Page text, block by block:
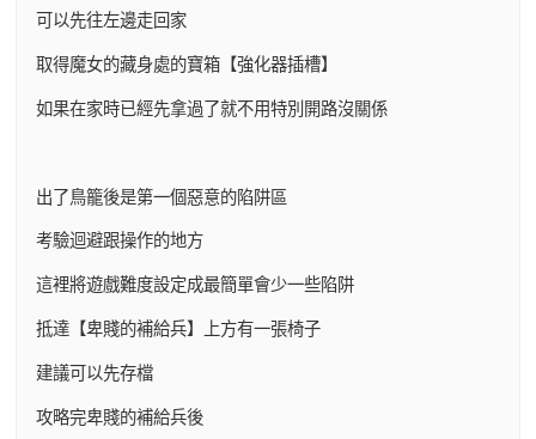
可以先往左邊走回家
取得魔女的藏身處的寶箱【強化器插槽】
如果在家時已經先拿過了就不用特別開路沒關係
出了鳥籠後是第一個惡意的陷阱區
考驗迴避跟操作的地方
這裡將遊戲難度設定成最簡單會少一些陷阱
抵達【卑賤的補給兵】上方有一張椅子
建議可以先存檔
攻略完卑賤的補給兵後